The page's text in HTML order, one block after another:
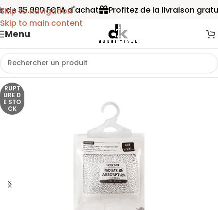
Skip to navigation
Skip to main content
35.000 FCFA d'achat Profitez de la livraison
Menu
RUPT
URE D
E STO
CK